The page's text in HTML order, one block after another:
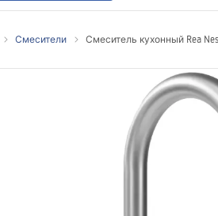
двери
поддоны
трапы для душа
Смесители Смеситель кухонный Rea